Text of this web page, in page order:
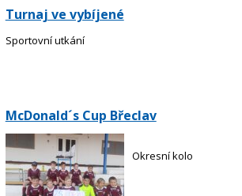
Turnaj ve vybíjené
Sportovní utkání
McDonald´s Cup Břeclav
Okresní kolo